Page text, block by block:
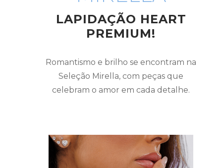
LAPIDAÇÃO HEART
PREMIUM!
Romantismo e brilho se encontram na
Seleção Mirella, com peças que
celebram o amor em cada detalhe.